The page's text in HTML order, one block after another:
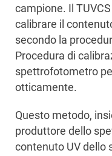
campione. Il
calibrare il
secondo la
Procedura di
spettrofotometro
otticamente.
Questo metodo,
produttore dello
contenuto UV dello